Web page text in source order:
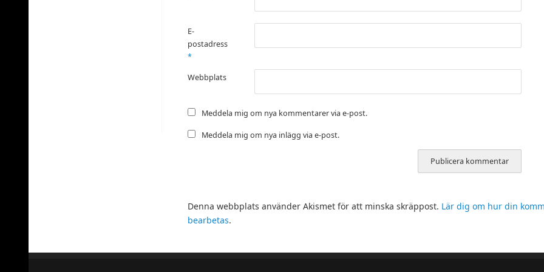
E-
postadress
*
Webbplats
Meddela mig om nya kommentarer via e-post.
Meddela mig om nya inlägg via e-post.
Denna webbplats använder Akismet för att minska skräppost. Lär dig om hur din
bearbetas.